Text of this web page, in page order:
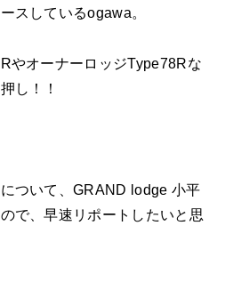
スしているogawa。
やオーナーロッジType78Rな
し！！
ついて、GRAND lodge 小平
で、早速リポートしたいと思